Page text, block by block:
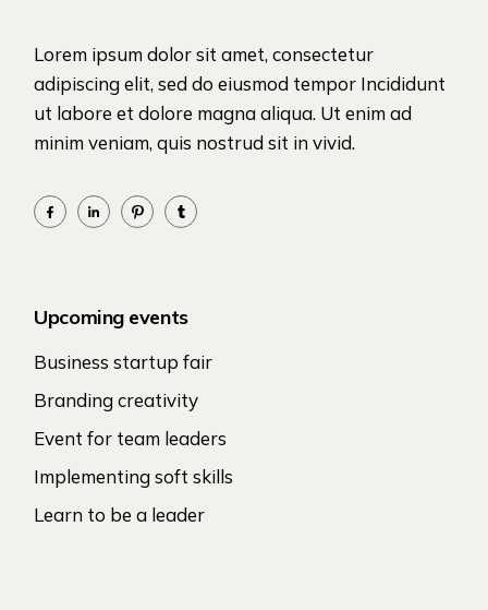
Lorem ipsum dolor sit amet, consectetur
adipiscing elit, sed do eiusmod tempor Incididunt
ut labore et dolore magna aliqua. Ut enim ad
minim veniam, quis nostrud sit in vivid.
Upcoming events
Business startup fair
Branding creativity
Event for team leaders
Implementing soft skills
Learn to be a leader